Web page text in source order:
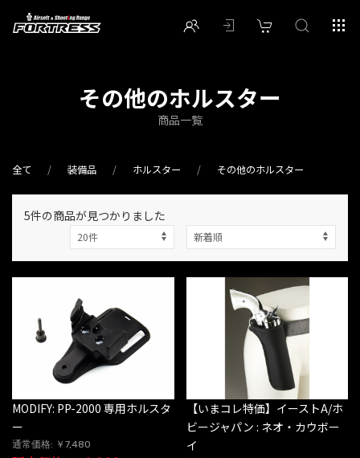
その他のホルスター
商品一覧
全て 装備品 ホルスター その他のホルスター
5件の商品が見つかりました
MODIFY: PP-2000 専用ホルスタ
ー
通常価格: ￥7,480
【いまコレ特価】イーストA/ホ
ビージャパン : ネオ・カウボー
イ